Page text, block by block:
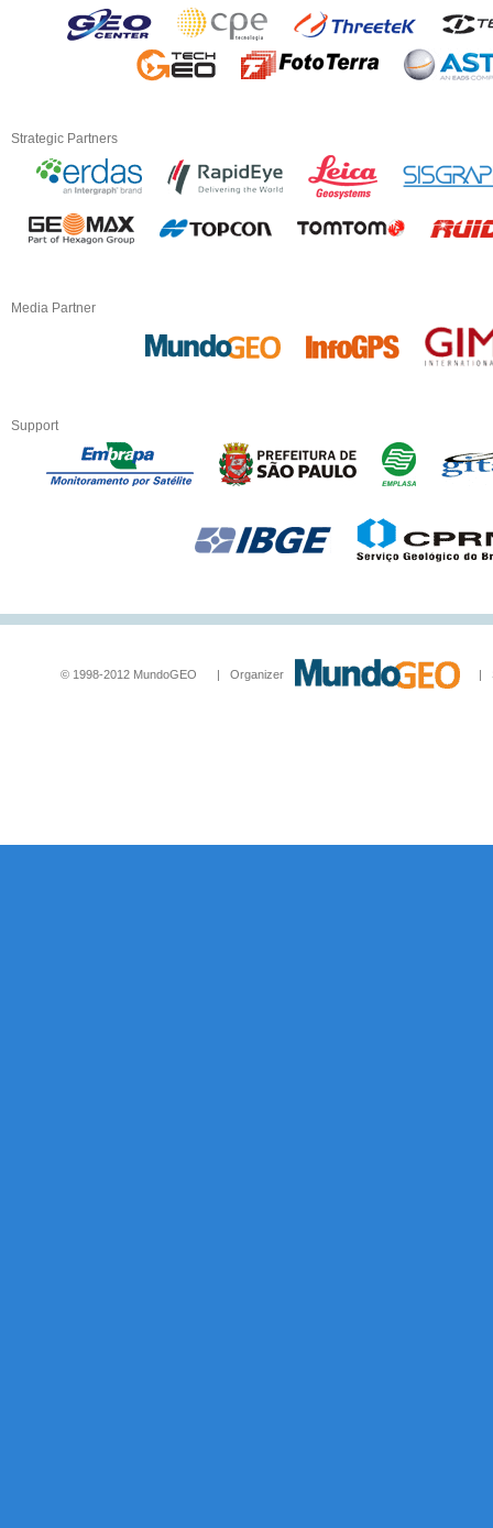
Strategic Partners
Media Partner
Support
© 1998-2012 MundoGEO | Organizer |